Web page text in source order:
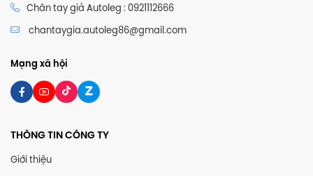
Chân tay giả Autoleg : 0921112666
chantaygia.autoleg86@gmail.com
Mạng xã hội
THÔNG TIN CÔNG TY
Giới thiệu